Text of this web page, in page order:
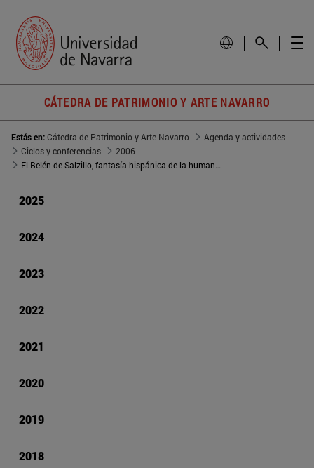
CÁTEDRA DE PATRIMONIO Y ARTE NAVARRO
Estás en:Cátedra de Patrimonio y Arte Navarro
Agenda y actividades
Ciclos y conferencias
2006
El Belén de Salzillo, fantasía hispánica de la humanidad
2025
2024
2023
2022
2021
2020
2019
2018